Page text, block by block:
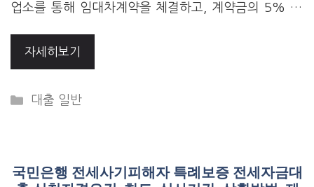
업소를 통해 임대차계약을 체결하고, 계약금의 5% …
자세히보기
Categories
대출 일반
국민은행 전세사기피해자 특례보증 전세자금대